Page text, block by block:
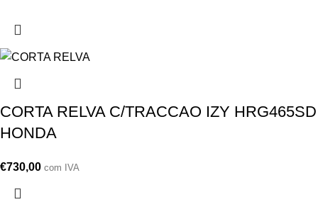
CORTA RELVA C/TRACCAO IZY HRG465SD
HONDA
€730,00 com IVA